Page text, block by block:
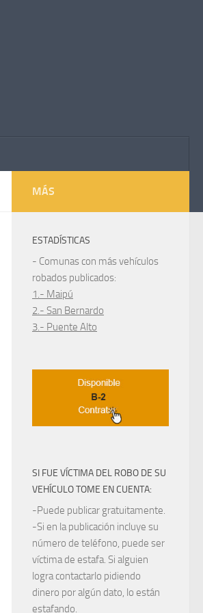
MÁS
ESTADÍSTICAS
- Comunas con más vehículos
robados publicados:
1.- Maipú
2.- San Bernardo
3.- Puente Alto
SI FUE VÍCTIMA DEL ROBO DE SU
VEHÍCULO TOME EN CUENTA:
-Puede publicar gratuitamente.
-Si en la publicación incluye su
número de teléfono, puede ser
víctima de estafa. Si alguien
logra contactarlo pidiendo
dinero por algún dato, lo están
estafando.